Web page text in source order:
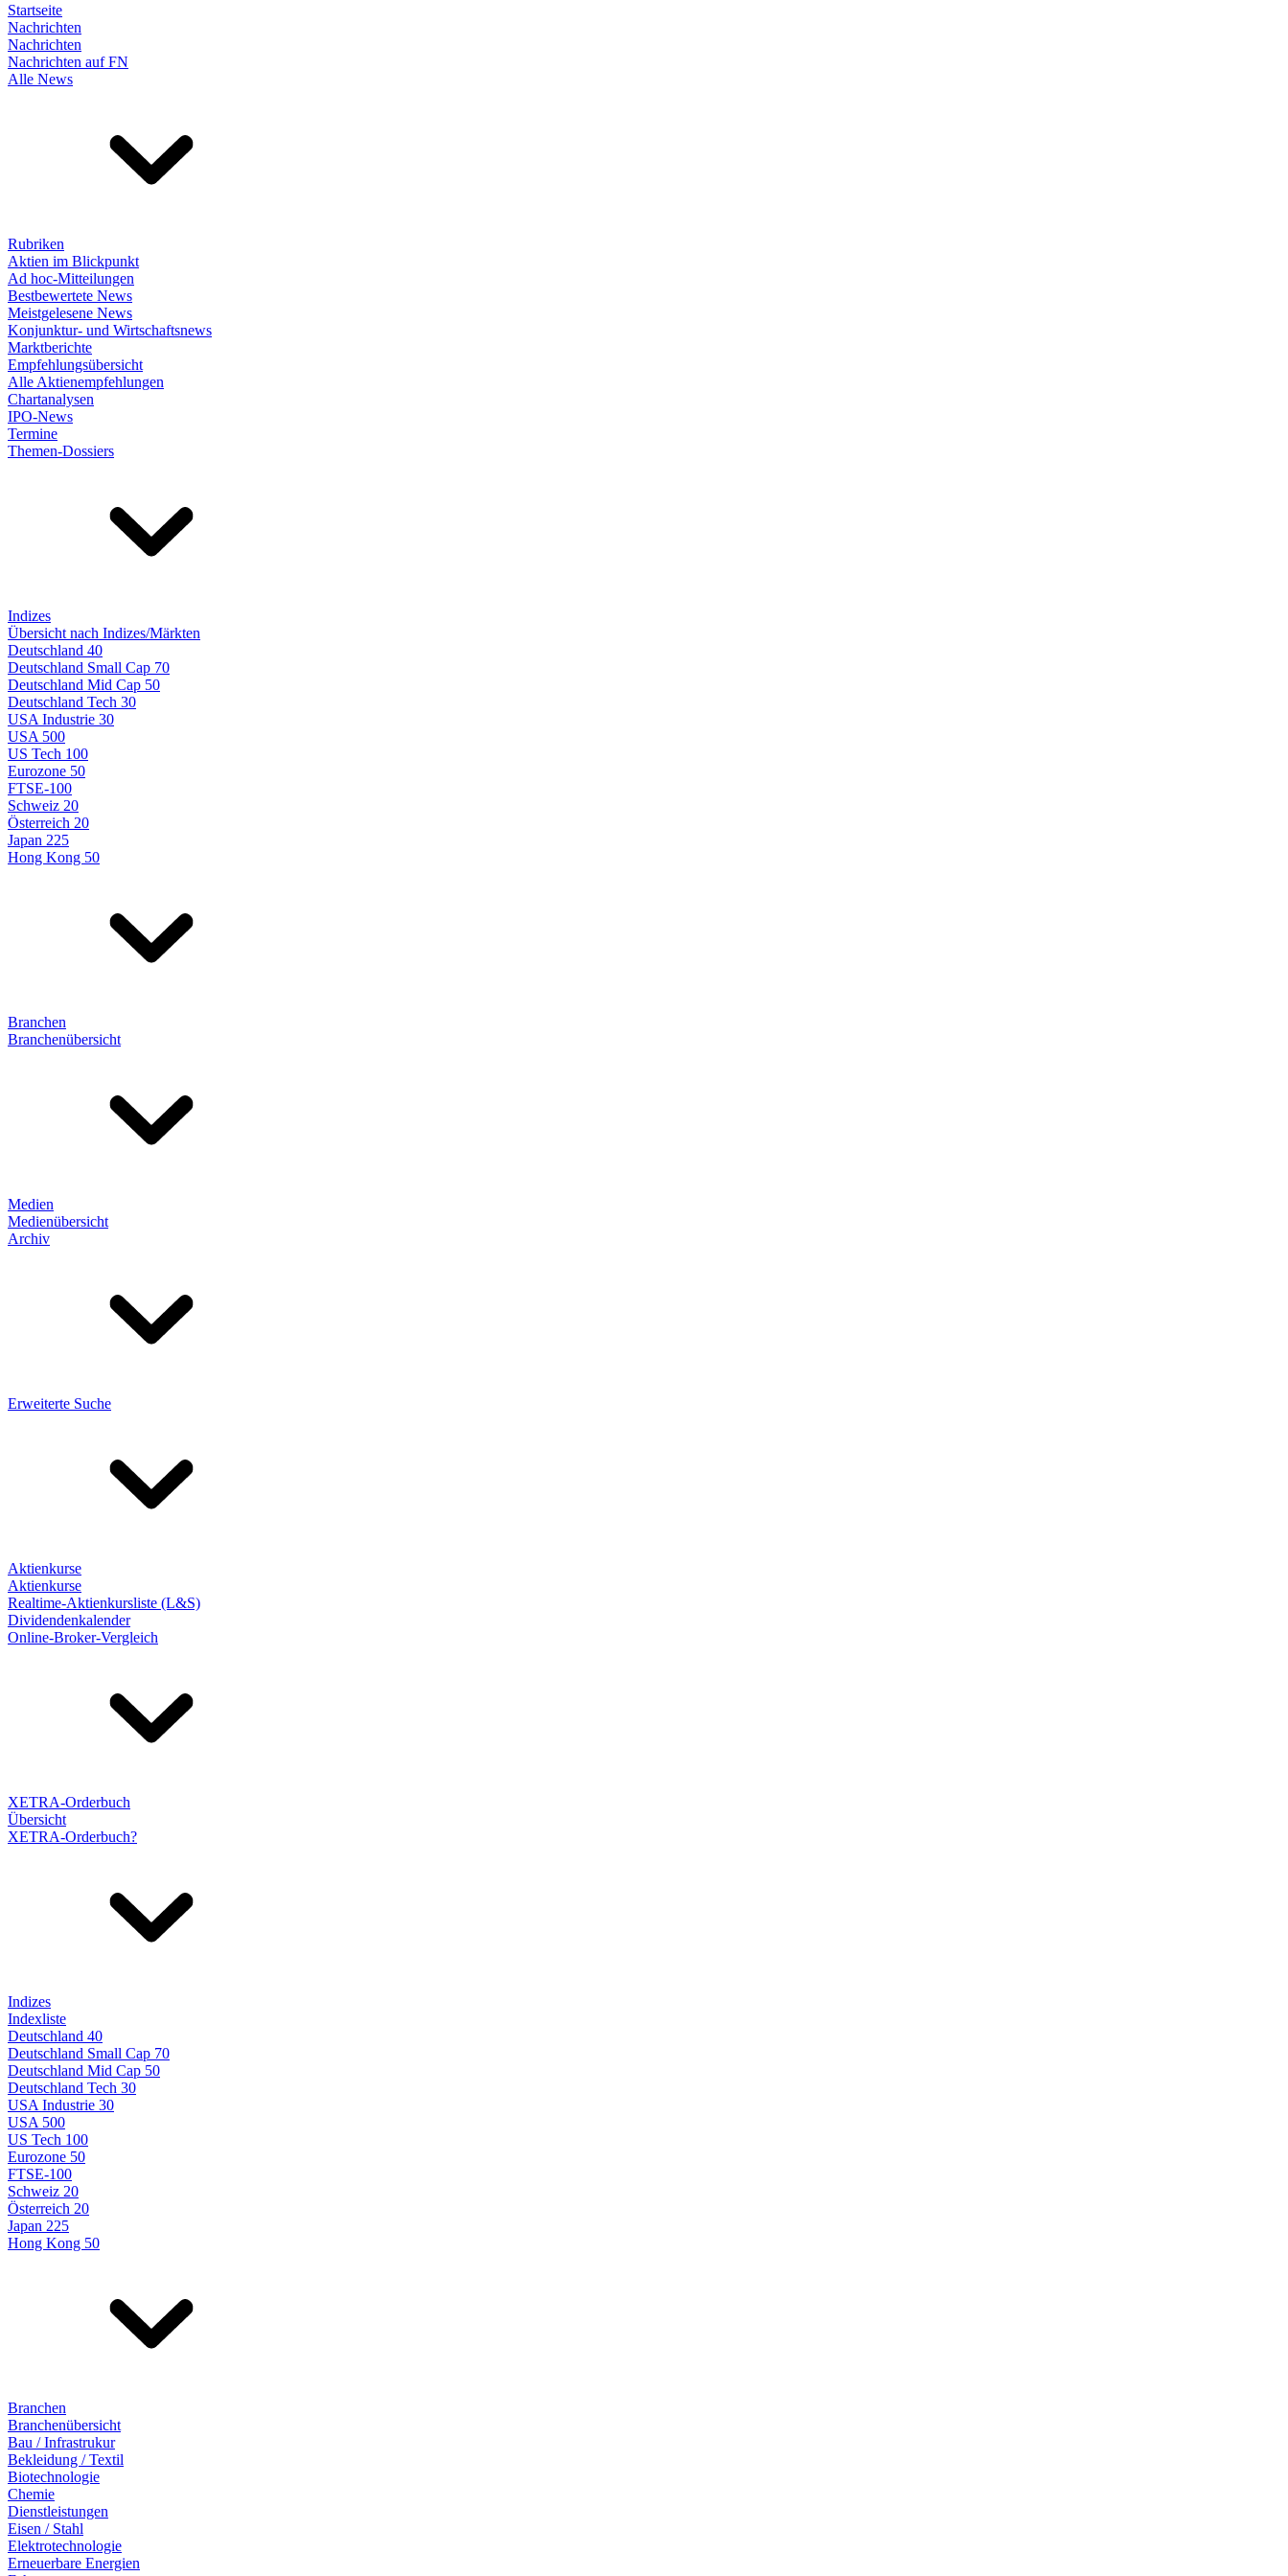
Startseite
Nachrichten
Nachrichten
Nachrichten auf FN
Alle News
Rubriken
Aktien im Blickpunkt
Ad hoc-Mitteilungen
Bestbewertete News
Meistgelesene News
Konjunktur- und Wirtschaftsnews
Marktberichte
Empfehlungsübersicht
Alle Aktienempfehlungen
Chartanalysen
IPO-News
Termine
Themen-Dossiers
Indizes
Übersicht nach Indizes/Märkten
Deutschland 40
Deutschland Small Cap 70
Deutschland Mid Cap 50
Deutschland Tech 30
USA Industrie 30
USA 500
US Tech 100
Eurozone 50
FTSE-100
Schweiz 20
Österreich 20
Japan 225
Hong Kong 50
Branchen
Branchenübersicht
Medien
Medienübersicht
Archiv
Erweiterte Suche
Aktienkurse
Aktienkurse
Realtime-Aktienkursliste (L&S)
Dividendenkalender
Online-Broker-Vergleich
XETRA-Orderbuch
Übersicht
XETRA-Orderbuch?
Indizes
Indexliste
Deutschland 40
Deutschland Small Cap 70
Deutschland Mid Cap 50
Deutschland Tech 30
USA Industrie 30
USA 500
US Tech 100
Eurozone 50
FTSE-100
Schweiz 20
Österreich 20
Japan 225
Hong Kong 50
Branchen
Branchenübersicht
Bau / Infrastrukur
Bekleidung / Textil
Biotechnologie
Chemie
Dienstleistungen
Eisen / Stahl
Elektrotechnologie
Erneuerbare Energien